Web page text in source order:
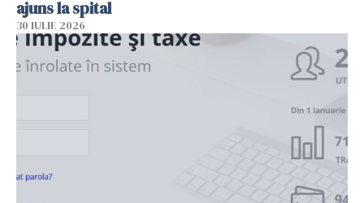
ajuns la spital
30 IULIE 2026